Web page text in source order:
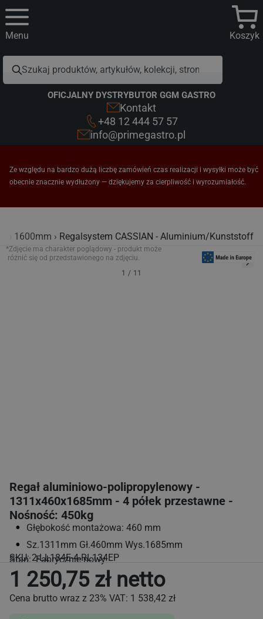
Koszyk
Menu
OFICJALNY DYSTRYBUTOR GGM GASTRO
Kontakt
+48 12 444 57 57
info@primegastro.pl
Ze względu na bardzo dużą liczbę zamówień czas realizacji i wysyłki może być
obecnie znacznie wydłużony — dziękujemy za cierpliwość i wyrozumiałość.
ab 1600mm Regalsystem CASSIAN - Aluminium/Kunststoff
*Zdjęcie ma charakter poglądowy - produkt może
różnić się od przedstawionego na zdjęciu.
1 / 11
Regał aluminiowo‑polipropylenowy -
1311x460x1685mm - 4 półek przestawne -
Nośność: 450kg
Głębokość montażowa: 460 mm
Sz.1311mm Gł.460mm Wys.1685mm
SKU:2-LL184E-4-RL134EP
Stan: Fabrycznie nowy
1 250,75 zł netto
Cena brutto wraz z 23% VAT: 1 538,42 zł